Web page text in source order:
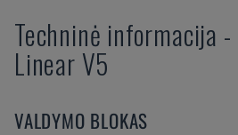
Techninė informacija -
Linear V5
VALDYMO BLOKAS